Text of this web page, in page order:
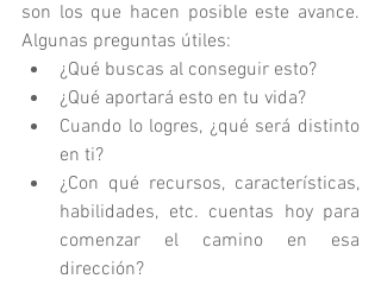
son los que hacen posible este avance.
Algunas preguntas útiles:
¿Qué buscas al conseguir esto?
¿Qué aportará esto en tu vida?
Cuando lo logres, ¿qué será distinto
en ti?
¿Con qué recursos, características,
habilidades, etc. cuentas hoy para
comenzar el camino en esa
dirección?